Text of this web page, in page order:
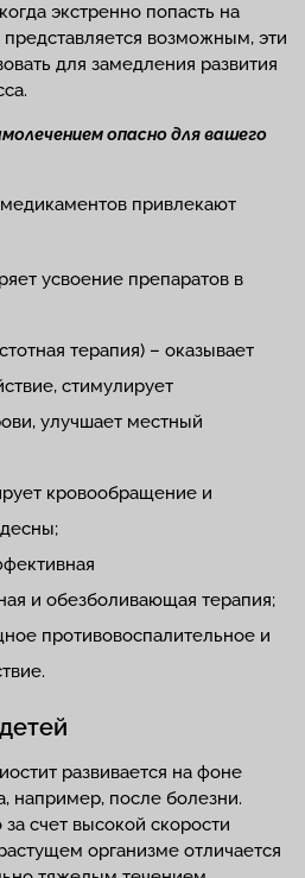
экстренно попасть на
возможным, эти
для замедления развития
опасно для вашего
привлекают
усвоение препаратов в
терапия) – оказывает
стимулирует
улучшает местный
кровообращение и
и обезболивающая терапия;
противовоспалительное и
развивается на фоне
например, после болезни.
счет высокой скорости
организме отличается